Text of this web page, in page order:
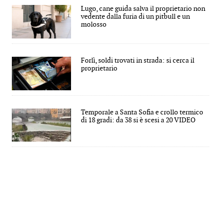
Lugo, cane guida salva il proprietario non
vedente dalla furia di un pitbull e un
molosso
Forlì, soldi trovati in strada: si cerca il
proprietario
Temporale a Santa Sofia e crollo termico
di 18 gradi: da 38 si è scesi a 20 VIDEO